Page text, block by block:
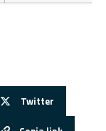
Twitter